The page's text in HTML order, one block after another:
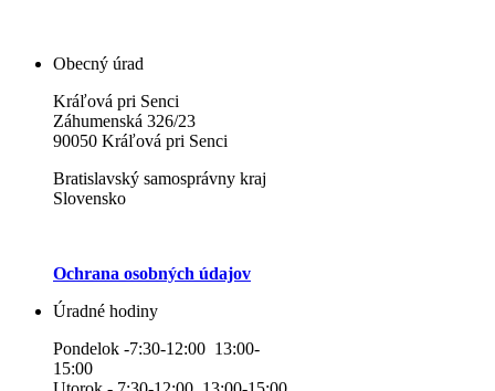
Obecný úrad
Kráľová pri Senci
Záhumenská 326/23
90050 Kráľová pri Senci
Bratislavský samosprávny kraj
Slovensko
Ochrana osobných údajov
Úradné hodiny
Pondelok -7:30-12:00 13:00-
15:00